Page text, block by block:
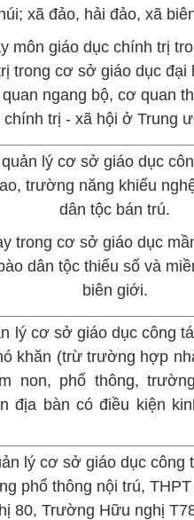
xã đảo, hải đảo, xã
môn giáo dục chính trị
trong cơ sở giáo dục
ngang bộ, cơ quan
chính trị - xã hội ở Trung
lý cơ sở giáo dục
trường năng khiếu
dân tộc bán trú.
trong cơ sở giáo dục
dân tộc thiểu số và
biên giới.
lý cơ sở giáo dục công
khăn (trừ trường hợp
non, phổ thông,
địa bàn có điều kiện
lý cơ sở giáo dục công
phổ thông nội trú,
80, Trường Hữu nghị